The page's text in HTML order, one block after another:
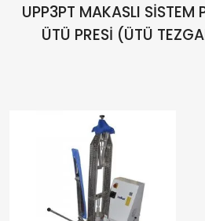
UPP3PT MAKASLI SİSTEM
ÜTÜ PRESİ (ÜTÜ